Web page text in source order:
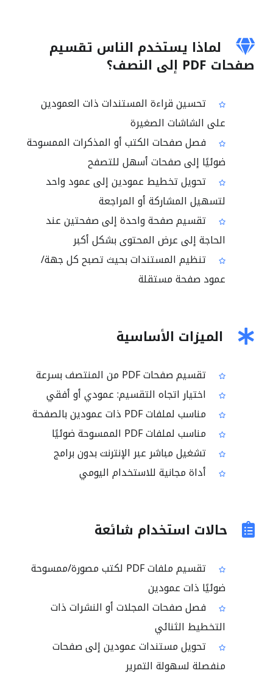
لماذا يستخدم الناس تقسيم
صفحات PDF إلى النصف؟
تحسين قراءة المستندات ذات العمودين
على الشاشات الصغيرة
فصل صفحات الكتب أو المذكرات الممسوحة
ضوئيًا إلى صفحات أسهل للتصفح
تحويل تخطيط عمودين إلى عمود واحد
لتسهيل المشاركة أو المراجعة
تقسيم صفحة واحدة إلى صفحتين عند
الحاجة إلى عرض المحتوى بشكل أكبر
تنظيم المستندات بحيث تصبح كل جهة/
عمود صفحة مستقلة
الميزات الأساسية
تقسيم صفحات PDF من المنتصف بسرعة
اختيار اتجاه التقسيم: عمودي أو أفقي
مناسب لملفات PDF ذات عمودين بالصفحة
مناسب لملفات PDF الممسوحة ضوئيًا
تشغيل مباشر عبر الإنترنت بدون برامج
أداة مجانية للاستخدام اليومي
حالات استخدام شائعة
تقسيم ملفات PDF لكتب مصورة/ممسوحة
ضوئيًا ذات عمودين
فصل صفحات المجلات أو النشرات ذات
التخطيط الثنائي
تحويل مستندات عمودين إلى صفحات
منفصلة لسهولة التمرير